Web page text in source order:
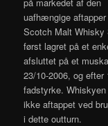
uafhængige aftapper
Scotch Malt Whisky
først lagret på et
afsluttet på et
23/10-2006, og
fadstyrke.
ikke aftappet ved
i dette outturn.